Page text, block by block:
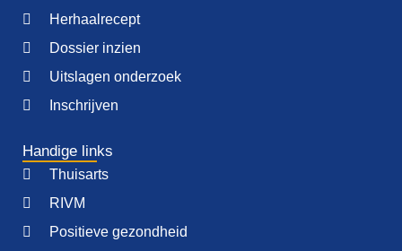
Herhaalrecept
Dossier inzien
Uitslagen onderzoek
Inschrijven
Handige links
Thuisarts
RIVM
Positieve gezondheid